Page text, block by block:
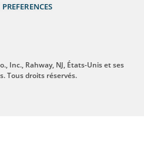
Inc., Rahway, NJ, États-Unis et ses
Tous droits réservés.